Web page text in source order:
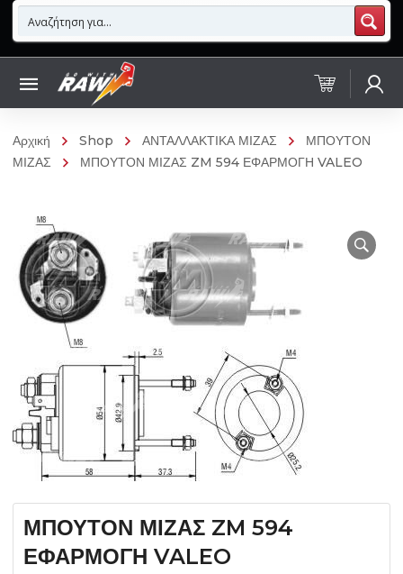
Αρχική Shop ΑΝΤΑΛΛΑΚΤΙΚΑ ΜΙΖΑΣ
ΜΠΟΥΤΟΝ
ΜΙΖΑΣ
ΜΠΟΥΤΟΝ ΜΙΖΑΣ ZM 594 ΕΦΑΡΜΟΓΗ VALEO
ΜΠΟΥΤΟΝ ΜΙΖΑΣ ZM 594
ΕΦΑΡΜΟΓΗ VALEO